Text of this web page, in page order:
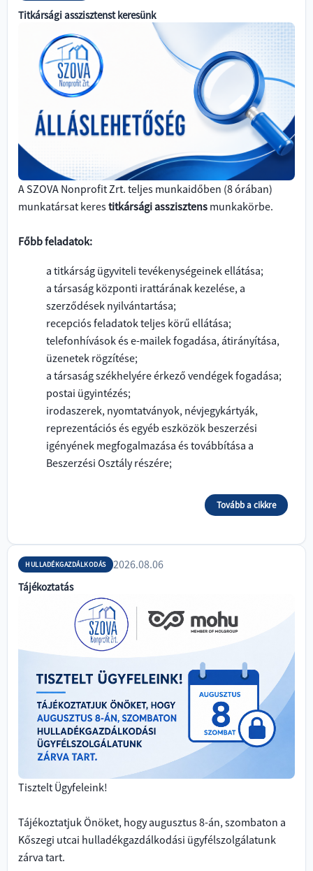
+36
450
titkarsag@szova.hu
Titkársági asszisztenst keresünk
A SZOVA Nonprofit Zrt. teljes munkaidőben (8 órában)
munkatársat kerestitkársági asszisztens munkakörbe.
Főbb feladatok:
a titkárság ügyviteli tevékenységeinek ellátása;
a társaság központi irattárának kezelése, a
szerződések nyilvántartása;
recepciós feladatok teljes körű ellátása;
telefonhívások és e-mailek fogadása, átirányítása,
üzenetek rögzítése;
a társaság székhelyére érkező vendégek fogadása;
postai ügyintézés;
irodaszerek, nyomtatványok, névjegykártyák,
reprezentációs és egyéb eszközök beszerzési
igényének megfogalmazása és továbbítása a
Beszerzési Osztály részére;
Tovább a cikkre
HULLADÉKGAZDÁLKODÁS 2026.08.06
Tájékoztatás
Tisztelt Ügyfeleink!
Tájékoztatjuk Önöket, hogy augusztus 8-án, szombaton a
Kőszegi utcai hulladékgazdálkodási ügyfélszolgálatunk
zárva tart.